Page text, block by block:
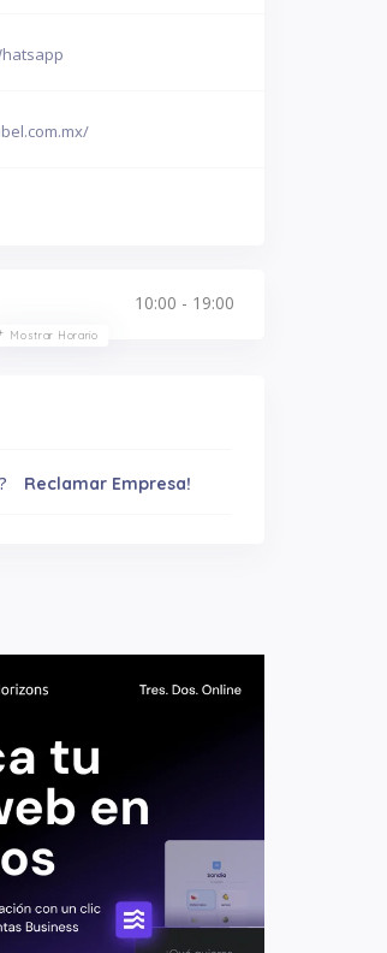
10:00 - 19:00
Mostrar Horario
Reclamar Empresa!